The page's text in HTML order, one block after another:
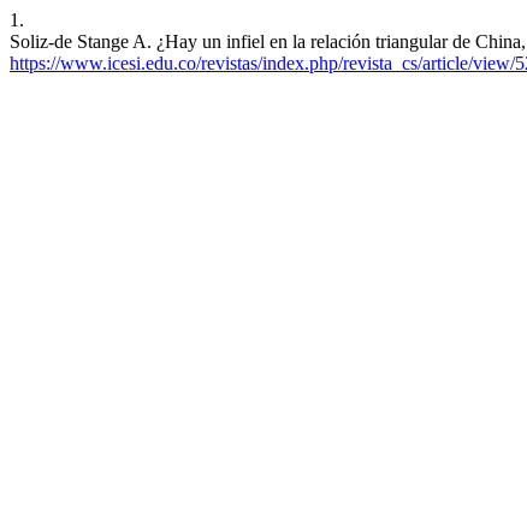
1.
Soliz-de Stange A. ¿Hay un infiel en la relación triangular de
https://www.icesi.edu.co/revistas/index.php/revista_cs/article/view/